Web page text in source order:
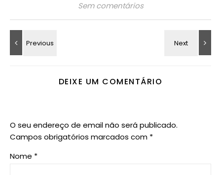
Sem comentários
DEIXE UM COMENTÁRIO
O seu endereço de email não será publicado.
Campos obrigatórios marcados com *
Nome *